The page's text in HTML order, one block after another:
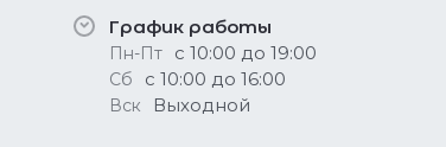
График работы
Пн-Пт с 10:00 до 19:00
Сб с 10:00 до 16:00
Вск Выходной